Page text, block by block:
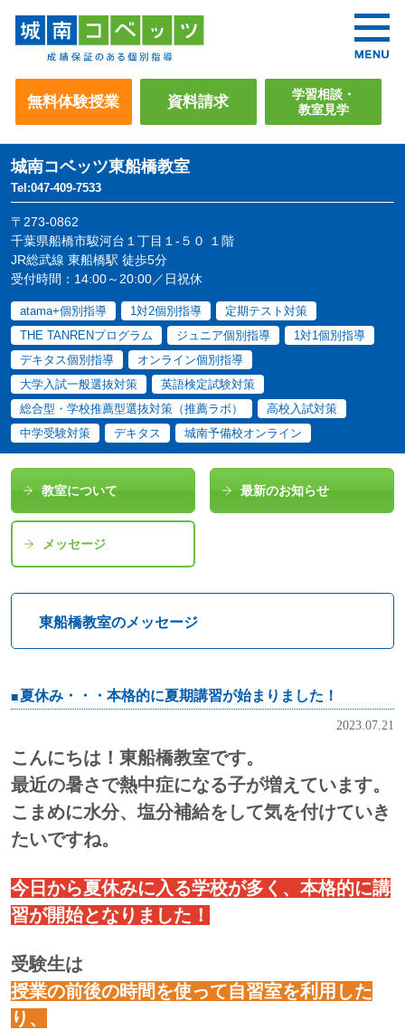
無料体験授業 資料請求
学習相談・
教室見学
城南コベッツ東船橋教室
Tel:047-409-7533
〒273-0862
千葉県船橋市駿河台１丁目１-５０ １階
JR総武線 東船橋駅 徒歩5分
受付時間：14:00～20:00／日祝休
atama+個別指導 1対2個別指導
定期テスト対策
THE TANRENプログラム
ジュニア個別指導
1対1個別指導
デキタス個別指導
オンライン個別指導
大学入試一般選抜対策
英語検定試験対策
総合型・学校推薦型選抜対策（推薦ラボ）
高校入試対策
中学受験対策
デキタス 城南予備校オンライン
教室について 最新のお知らせ
メッセージ
東船橋教室のメッセージ
夏休み・・・本格的に夏期講習が始まりました！
2023.07.21
こんにちは！東船橋教室です。
最近の暑さで熱中症になる子が増えています。
こまめに水分、塩分補給をして気を付けていき
たいですね。
今日から夏休みに入る学校が多く、本格的に講
習が開始となりました！
受験生は
授業の前後の時間を使って自習室を利用した
り、